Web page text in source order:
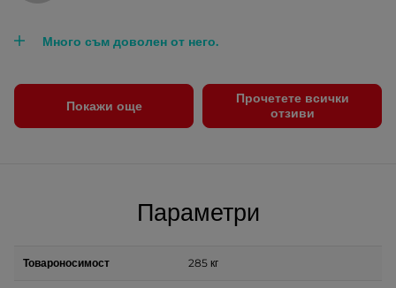
Много съм доволен от него.
Покажи още
Прочетете всички
отзиви
Параметри
Товароносимост 285 кг